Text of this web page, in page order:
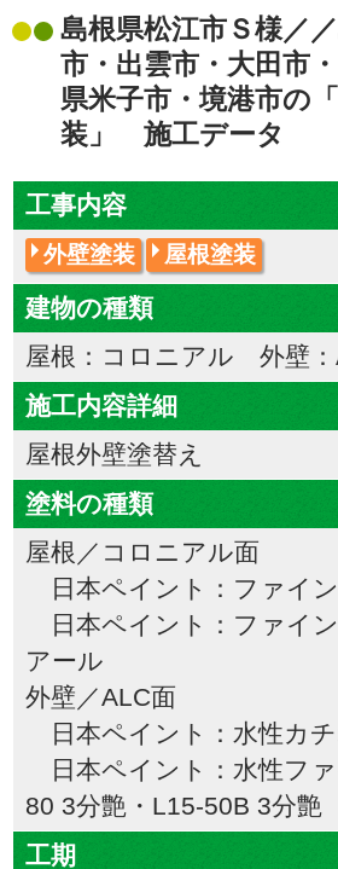
島根県松江市Ｓ様／
市・出雲市・大田市
県米子市・境港市の
装」 施工データ
工事内容
外壁塗装 屋根塗装
建物の種類
屋根：コロニアル 外壁：
施工内容詳細
屋根外壁塗替え
塗料の種類
屋根／コロニアル面
日本ペイント：ファイ
日本ペイント：ファイ
アール
外壁／ALC面
日本ペイント：水性カ
日本ペイント：水性フ
80 3分艶・L15-50B 3分艶
工期